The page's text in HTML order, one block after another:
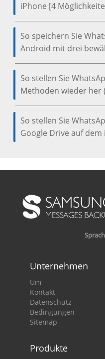
iPhone [4
So speichern Sie
Android mit drei
So stellen Sie
Methoden wieder her
So stellen Sie
Google Drive auf
Unternehmen
Um
Kontakt
Datenschutz
Bedingungen
Sitemap
Produkte